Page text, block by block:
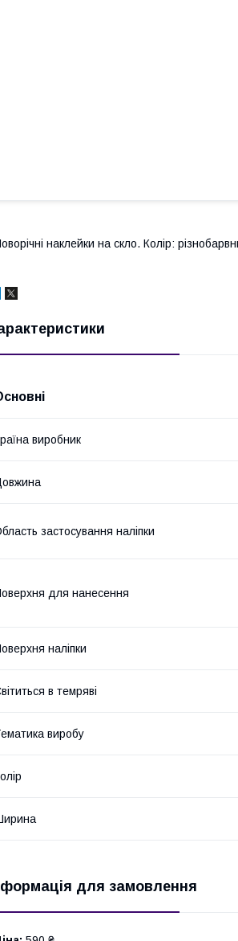
наклейки на скло. Колір:
виробник
застосування наліпки
для нанесення
наліпки
в темряві
виробу
для замовлення